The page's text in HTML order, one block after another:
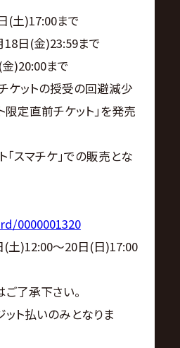
(土)17:00まで
日(金)23:59まで
)20:00まで
ケットの授受の回避減少
限定直前チケット」を発売
スマチケ」での販売とな
0000001320
)12:00～20日(日)17:00
承下さい。
払いのみとなりま